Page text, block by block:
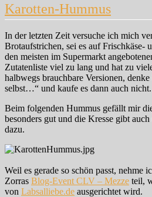
Karotten-Hummus
In der letzten Zeit versuche ich mich
Brotaufstrichen, sei es auf Frischkäse-
den meisten im Supermarkt
Zutatenliste viel zu lang und hat zu
halbwegs brauchbare Versionen,
selbst…“ und kaufe es dann auch
Beim folgenden Hummus gefällt mir
besonders gut und die Kresse gibt
dazu.
Weil es gerade so schön passt, nehme
Zorras Blog-Event CLV – Mezze teil,
von Labsalliebe.de ausgerichtet wird.